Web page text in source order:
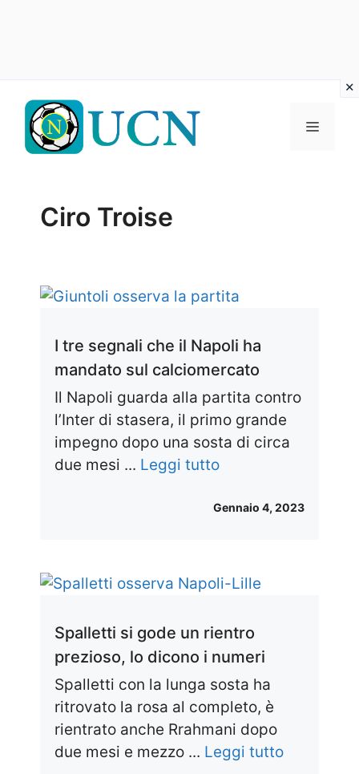
contenuto
Menu
Ciro Troise
I tre segnali che il Napoli ha
mandato sul calciomercato
Il Napoli guarda alla partita contro
l’Inter di stasera, il primo grande
impegno dopo una sosta di circa
due mesi ... Leggi tutto
Gennaio 4, 2023
Spalletti si gode un rientro
prezioso, lo dicono i numeri
Spalletti con la lunga sosta ha
ritrovato la rosa al completo, è
rientrato anche Rrahmani dopo
due mesi e mezzo ... Leggi tutto